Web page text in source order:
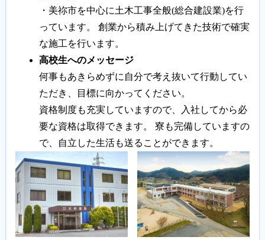
・美祢市を中心に土木工事全般(総合建設業)を行
っています。 創業から積み上げてきた技術で確実
な施工を行います。
高校生へのメッセージ
何事もあきらめずに自分で考え抜いて行動してい
ただき、目標に向かってください。
資格制度も充実していますので、入社してから必
要な資格は取得できます。 寮も完備していますの
で、自立した生活も送ることができます。